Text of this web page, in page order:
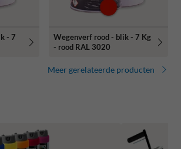
- 7
Wegenverf rood - blik - 7 Kg
- rood RAL 3020
Meer gerelateerde producten